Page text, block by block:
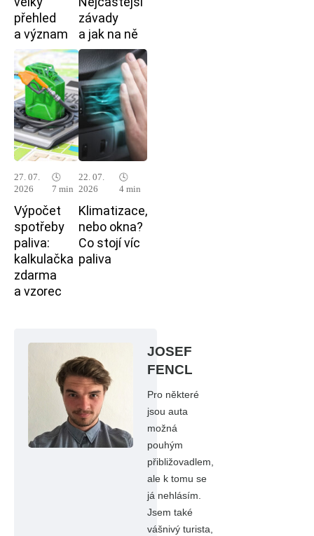
přehled
a význam
závady
a jak na ně
27. 07.
2026
🕓
7 min
Výpočet
spotřeby
paliva:
kalkulačka
zdarma
a vzorec
22. 07.
2026
🕓
4 min
Klimatizace,
nebo okna?
Co stojí víc
paliva
JOSEF
FENCL
Pro některé
jsou auta
možná
pouhým
přibližovadlem,
ale k tomu se
já nehlásím.
Jsem také
vášnivý turista,